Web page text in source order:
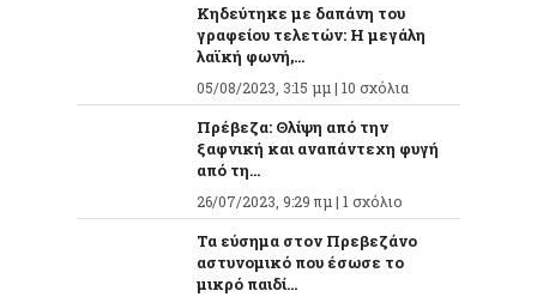
Κηδεύτηκε με δαπάνη του
γραφείου τελετών: Η μεγάλη
λαϊκή φωνή,...
05/08/2023, 3:15 μμ | 10 σχόλια
Πρέβεζα: Θλίψη από την
ξαφνική και αναπάντεχη φυγή
από τη...
26/07/2023, 9:29 πμ | 1 σχόλιο
Τα εύσημα στον Πρεβεζάνο
αστυνομικό που έσωσε το
μικρό παιδί...